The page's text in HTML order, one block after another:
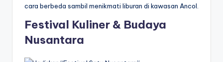
cara berbeda sambil menikmati liburan di kawasan Ancol.
Festival Kuliner & Budaya
Nusantara